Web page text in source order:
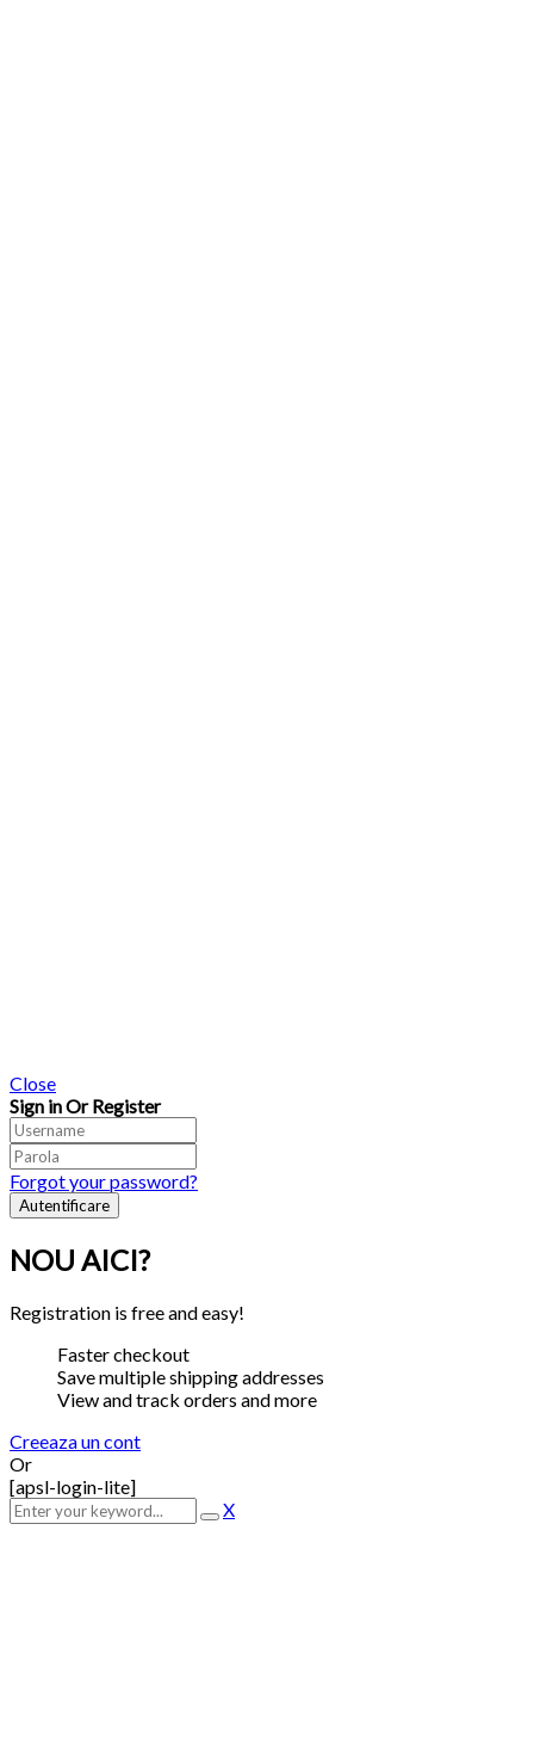
Close
Sign in Or Register
Forgot your password?
NOU AICI?
Registration is free and easy!
Faster checkout
Save multiple shipping addresses
View and track orders and more
Creeaza un cont
Or
[apsl-login-lite]
X